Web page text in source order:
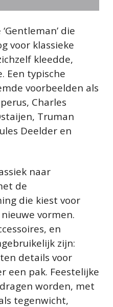
die
voor klassieke
kleedde,
Een typische
voorbeelden als
Charles
Truman
Deelder en
naar
de
die kiest voor
vormen.
en
zijn:
details voor
een pak. Feestelijke
worden, met
tegenwicht,